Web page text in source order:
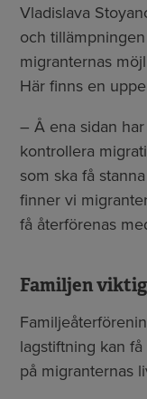
Vladislava
och
migranternas
Här finns en
– Å ena sidan
kontrollera
som ska få
finner vi
få återförenas
Familjen
lagstiftning kan
på migranternas